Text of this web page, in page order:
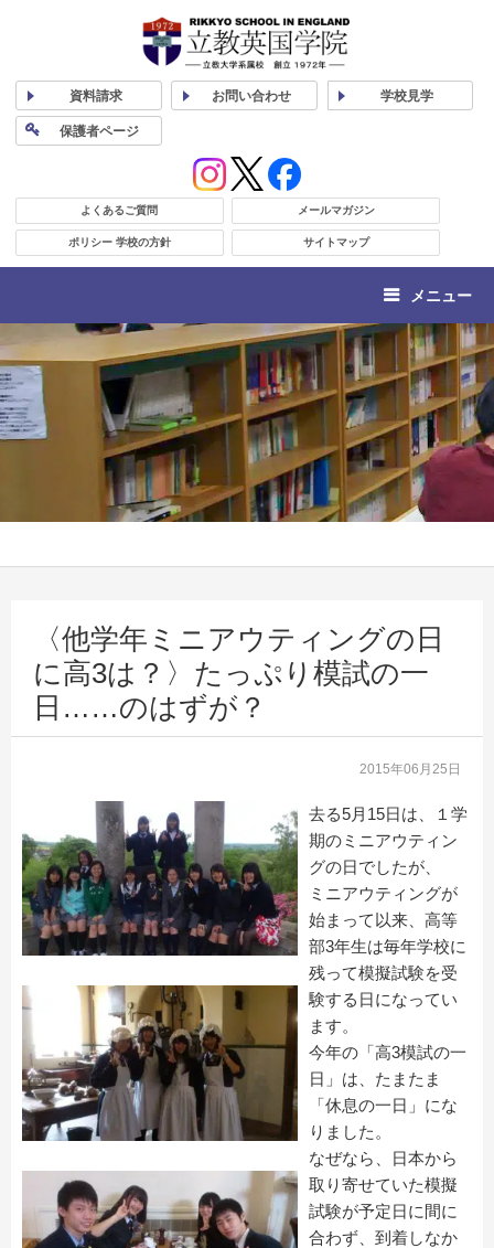
資料請求 お問い合わせ 学校見学
保護者ページ
よくあるご質問 メールマガジン
ポリシー 学校の方針 サイトマップ
メニュー
〈他学年ミニアウティングの日
に高3は？〉たっぷり模試の一
日……のはずが？
2015年06月25日
去る5月15日は、１学
期のミニアウティン
グの日でしたが、
ミニアウティングが
始まって以来、高等
部3年生は毎年学校に
残って模擬試験を受
験する日になってい
ます。
今年の「高3模試の一
日」は、たまたま
「休息の一日」にな
りました。
なぜなら、日本から
取り寄せていた模擬
試験が予定日に間に
合わず、到着しなか